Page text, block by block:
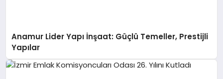
Anamur Lider Yapı İnşaat: Güçlü Temeller, Prestijli
Yapılar